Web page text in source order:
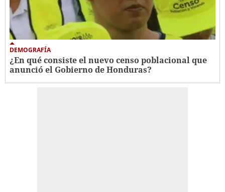
DEMOGRAFÍA
¿En qué consiste el nuevo censo poblacional que
anunció el Gobierno de Honduras?